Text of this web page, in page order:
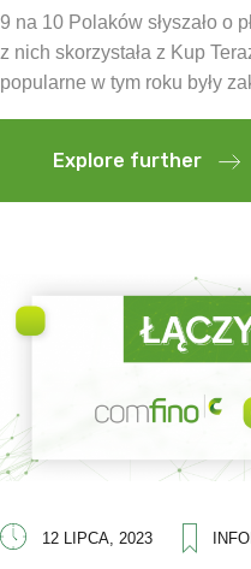
9 na 10 Polaków słyszało o
z nich skorzystała z Kup
popularne w tym roku były
Explore further
12 LIPCA, 2023